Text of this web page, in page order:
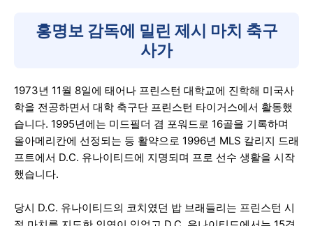
홍명보 감독에 밀린 제시 마치 축구
사가
1973년 11월 8일에 태어나 프린스턴 대학교에 진학해 미국사
학을 전공하면서 대학 축구단 프린스턴 타이거스에서 활동했
습니다. 1995년에는 미드필더 겸 포워드로 16골을 기록하며
올아메리칸에 선정되는 등 활약으로 1996년 MLS 칼리지 드래
프트에서 D.C. 유나이티드에 지명되며 프로 선수 생활을 시작
했습니다.
당시 D.C. 유나이티드의 코치였던 밥 브래들리는 프린스턴 시